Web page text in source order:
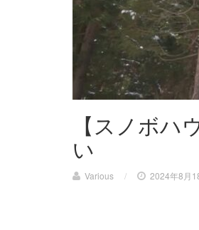
【スノボハ
い
Various / 2024年8月